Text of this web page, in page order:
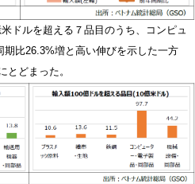
ドルを超える７品目のうち、コンピュ
比26.3%増と高い伸びを示した一方
とどまった。